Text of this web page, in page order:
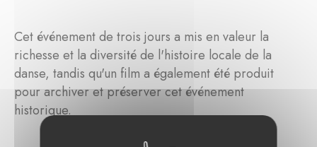
Cet événement de trois jours a mis en valeur la
richesse et la diversité de l'histoire locale de la
danse, tandis qu'un film a également été produit
pour archiver et préserver cet événement
historique.